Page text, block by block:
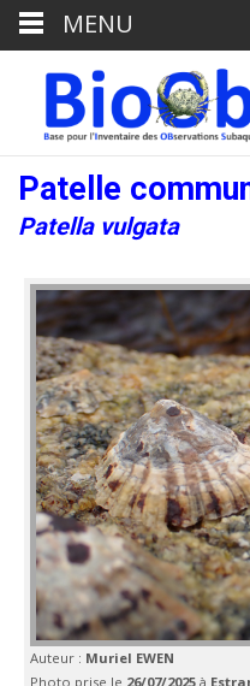
Patelle
Patella vulgata
Auteur : Muriel EWEN
Photo prise le 26/07/2025 à
MENU